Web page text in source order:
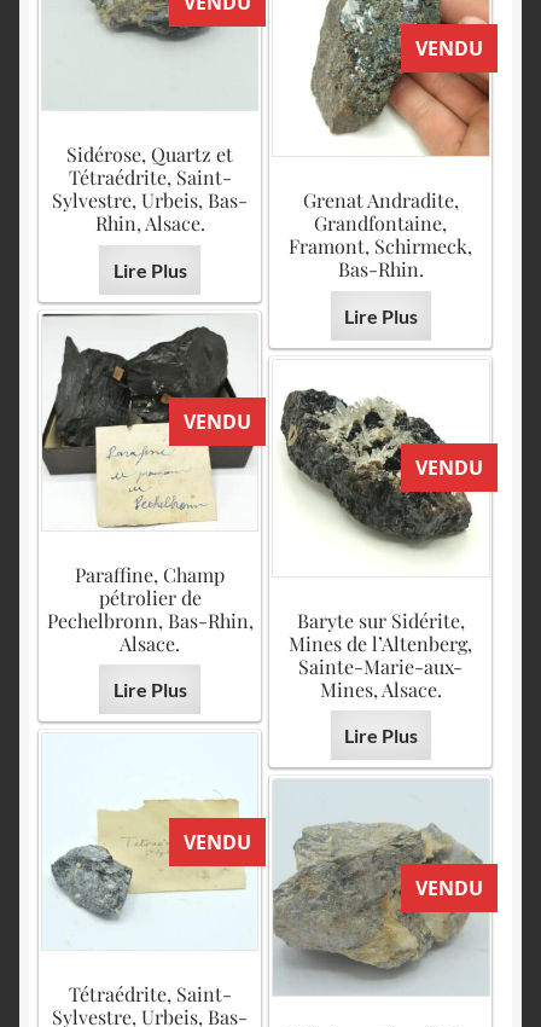
Sidérose, Quartz et
Tétraédrite, Saint-
Sylvestre, Urbeis, Bas-
Rhin, Alsace.
Lire Plus
VENDU
Grenat Andradite,
Grandfontaine,
Framont, Schirmeck,
Bas-Rhin.
Lire Plus
VENDU
Paraffine, Champ
pétrolier de
Pechelbronn, Bas-Rhin,
Alsace.
Lire Plus
VENDU
Baryte sur Sidérite,
Mines de l’Altenberg,
Sainte-Marie-aux-
Mines, Alsace.
Lire Plus
VENDU
Tétraédrite, Saint-
Sylvestre, Urbeis, Bas-
VENDU